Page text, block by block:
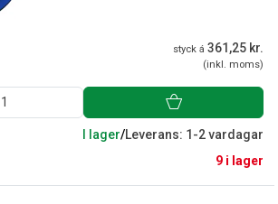
styck á 361,25 kr.
(inkl. moms)
I lager/Leverans: 1-2 vardagar
9 i lager